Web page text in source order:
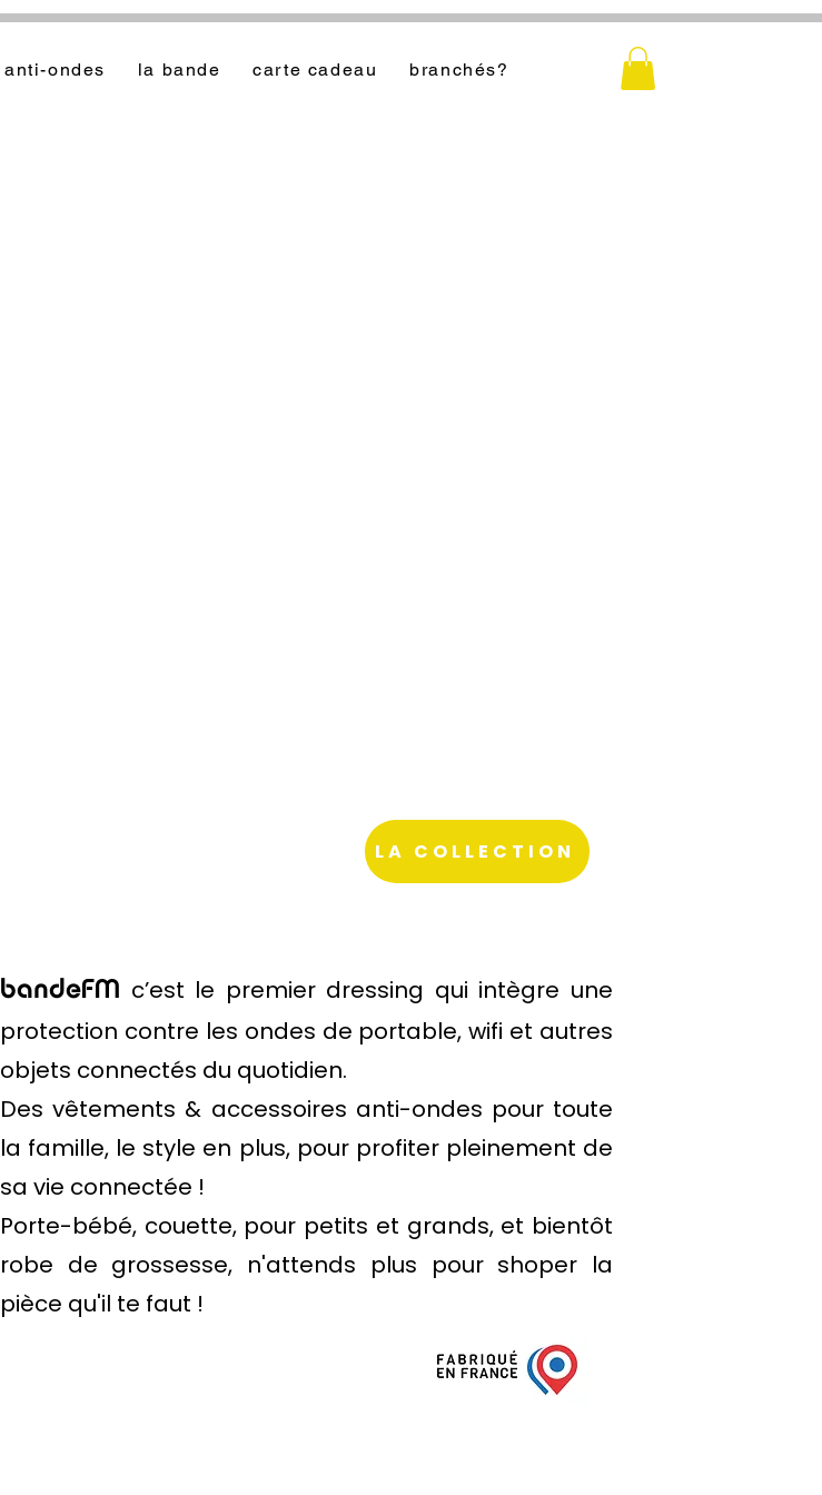
anti-ondes la bande carte cadeau branchés?
LA COLLECTION
bandeFM c’est le premier dressing qui intègre une
protection contre les ondes de portable, wifi et autres
objets connectés du quotidien.
Des vêtements & accessoires anti-ondes pour toute
la famille, le style en plus, pour profiter pleinement de
sa vie connectée !
Porte-bébé, couette, pour petits et grands, et bientôt
robe de grossesse, n'attends plus pour shoper la
pièce qu'il te faut !